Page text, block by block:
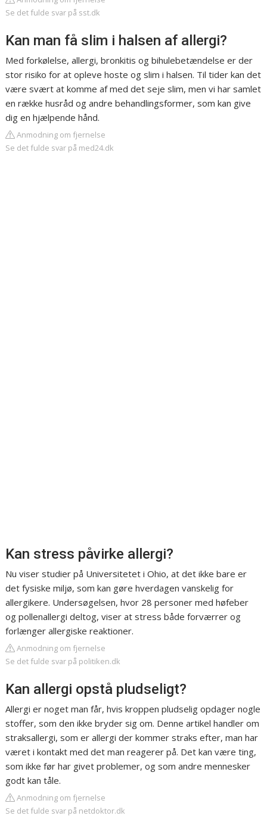
Se det fulde svar på sst.dk
Kan man få slim i halsen af allergi?
Med forkølelse, allergi, bronkitis og bihulebetændelse er der
stor risiko for at opleve hoste og slim i halsen. Til tider kan det
være svært at komme af med det seje slim, men vi har samlet
en række husråd og andre behandlingsformer, som kan give
dig en hjælpende hånd.
Anmodning om fjernelse
Se det fulde svar på med24.dk
Kan stress påvirke allergi?
Nu viser studier på Universitetet i Ohio, at det ikke bare er
det fysiske miljø, som kan gøre hverdagen vanskelig for
allergikere. Undersøgelsen, hvor 28 personer med høfeber
og pollenallergi deltog, viser at stress både forværrer og
forlænger allergiske reaktioner.
Anmodning om fjernelse
Se det fulde svar på politiken.dk
Kan allergi opstå pludseligt?
Allergi er noget man får, hvis kroppen pludselig opdager nogle
stoffer, som den ikke bryder sig om. Denne artikel handler om
straksallergi, som er allergi der kommer straks efter, man har
været i kontakt med det man reagerer på. Det kan være ting,
som ikke før har givet problemer, og som andre mennesker
godt kan tåle.
Anmodning om fjernelse
Se det fulde svar på netdoktor.dk